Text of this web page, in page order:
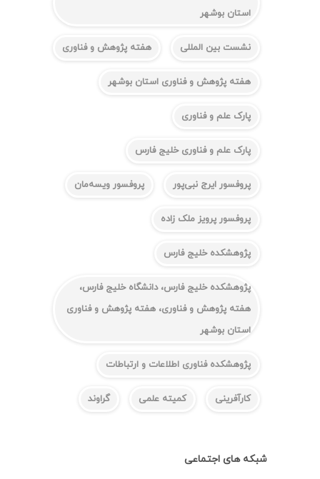
استان بوشهر
نشست بین المللی هفته پژوهش و فناوری
هفته پژوهش و فناوری استان بوشهر
پارک علم و فناوری
پارک علم و فناوری خلیج فارس
پروفسور ایرج نبی‌پور پروفسور ویسه‌مان
پروفسور پرویز ملک زاده
پژوهشکده خلیج فارس
پژوهشکده خلیج فارس، دانشگاه خلیج فارس،
هفته پژوهش و فناوری، هفته پژوهش و فناوری
استان بوشهر
پژوهشکده فناوری اطلاعات و ارتباطات
کارآفرینی کمیته علمی گراوند
شبکه های اجتماعی